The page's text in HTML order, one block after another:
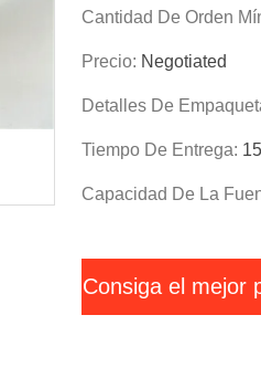
Cantidad De Orden
Precio: Negotiated
Detalles De
Tiempo De Entrega:
Capacidad De La
Consiga el mejor